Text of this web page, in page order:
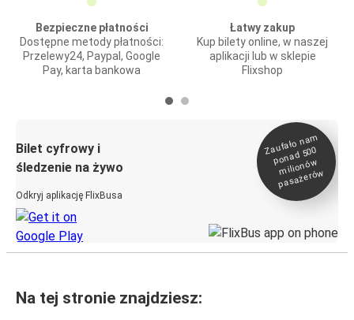
Bezpieczne płatności
Dostępne metody płatności:
Przelewy24, Paypal, Google
Pay, karta bankowa
Łatwy zakup
Kup bilety online, w naszej
aplikacji lub w sklepie
Flixshop
Bilet cyfrowy i
śledzenie na żywo
Odkryj aplikację FlixBusa
Zaufało na
m
ponad 500
milionó
w
pasażeró
w
Na tej stronie znajdziesz: